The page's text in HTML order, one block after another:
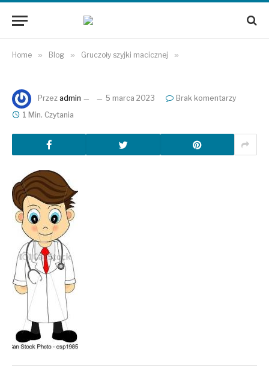
Home » Blog » Gruczoły szyjki macicznej »
Przez admin 5 marca 2023
Brak komentarzy
1 Min. Czytania